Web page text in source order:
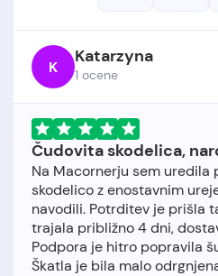
K Katarzyna
1 ocene
Čudovita skodelica,
Na Macornerju sem uredila
skodelico z enostavnim
navodili. Potrditev je prišla
trajala približno 4 dni,
Podpora je hitro popravila
Škatla je bila malo